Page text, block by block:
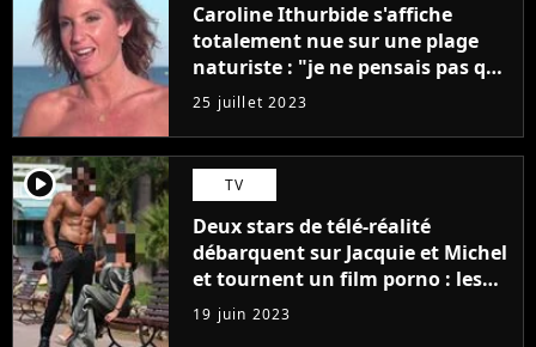
Caroline Ithurbide s'affiche
totalement nue sur une plage
naturiste : "je ne pensais pas que
j'arriverais à le faire..."
25 juillet 2023
player2 TV
Deux stars de télé-réalité
débarquent sur Jacquie et Michel
et tournent un film porno : les
premières images du tournage
(exclu)
19 juin 2023